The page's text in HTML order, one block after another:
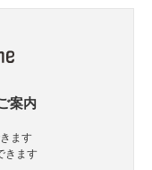
案内
ます
きます